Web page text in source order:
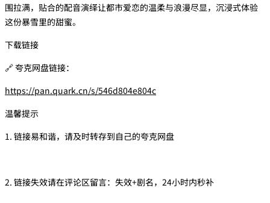
围拉满，贴合的配音演绎让都市爱恋的温柔与浪漫尽显，沉浸式体验
这份暴雪里的甜蜜。
下载链接
🔗 夸克网盘链接：
https://pan.quark.cn/s/546d804e804c
温馨提示
1. 链接易和谐，请及时转存到自己的夸克网盘
2. 链接失效请在评论区留言：失效+剧名，24小时内秒补